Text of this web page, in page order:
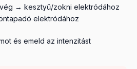
→ kesztyű/zokni elektródához
elektródához
és emeld az intenzitást